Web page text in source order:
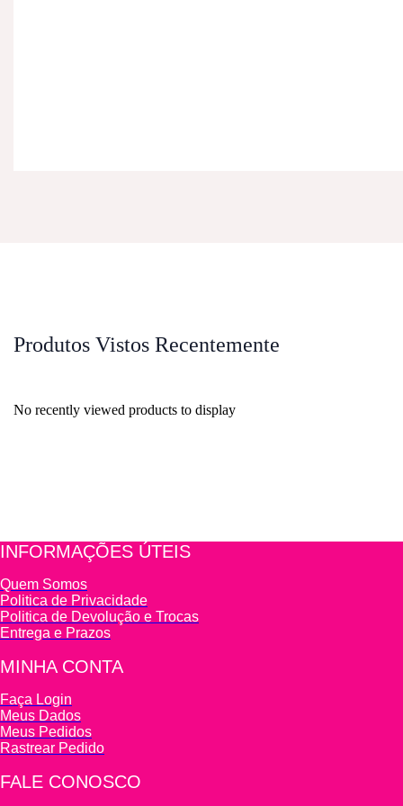
Produtos Vistos Recentemente
No recently viewed products to display
INFORMAÇÕES ÚTEIS
Quem Somos
Politica de Privacidade
Politica de Devolução e Trocas
Entrega e Prazos
MINHA CONTA
Faça Login
Meus Dados
Meus Pedidos
Rastrear Pedido
FALE CONOSCO